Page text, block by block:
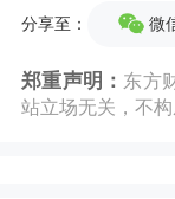
由于科创50
一次，样本
分享至： 微
郑重声明： 东方
站立场无关，不